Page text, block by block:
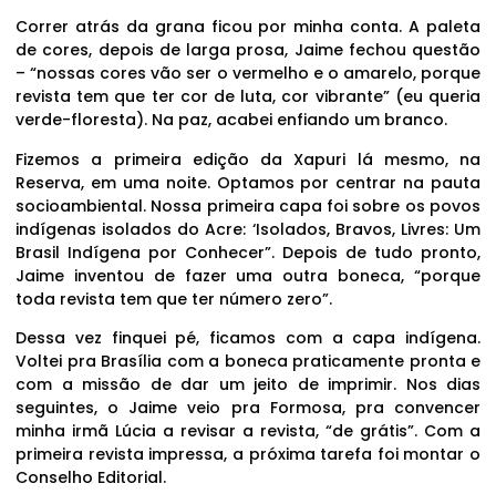
Correr atrás da grana ficou por minha conta. A paleta
de cores, depois de larga prosa, Jaime fechou questão
– “nossas cores vão ser o vermelho e o amarelo, porque
revista tem que ter cor de luta, cor vibrante” (eu queria
verde-floresta). Na paz, acabei enfiando um branco.
Fizemos a primeira edição da Xapuri lá mesmo, na
Reserva, em uma noite. Optamos por centrar na pauta
socioambiental. Nossa primeira capa foi sobre os povos
indígenas isolados do Acre: ‘Isolados, Bravos, Livres: Um
Brasil Indígena por Conhecer”. Depois de tudo pronto,
Jaime inventou de fazer uma outra boneca, “porque
toda revista tem que ter número zero”.
Dessa vez finquei pé, ficamos com a capa indígena.
Voltei pra Brasília com a boneca praticamente pronta e
com a missão de dar um jeito de imprimir. Nos dias
seguintes, o Jaime veio pra Formosa, pra convencer
minha irmã Lúcia a revisar a revista, “de grátis”. Com a
primeira revista impressa, a próxima tarefa foi montar o
Conselho Editorial.